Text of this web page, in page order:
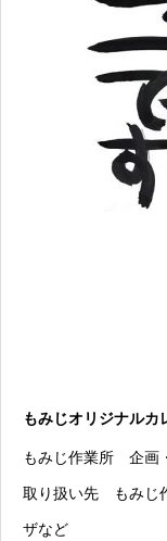
もみじオリジナルカ
もみじ作業所 企画
取り扱い先 もみじ
ザなど